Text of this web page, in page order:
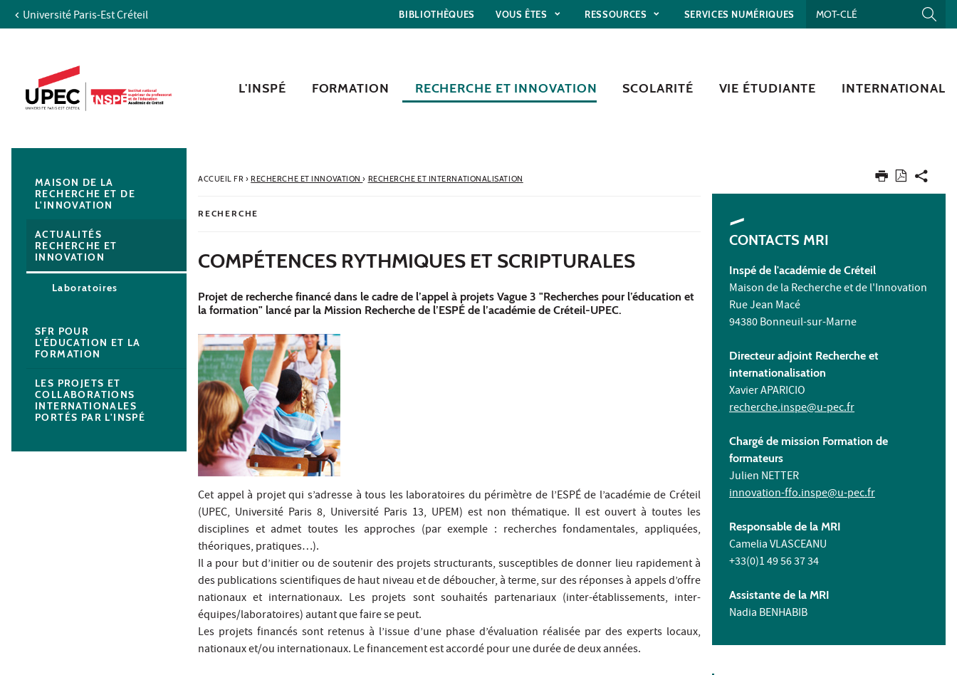
Aller au contenu
Recherche
Navigation secondaire
Université Paris-Est Créteil BIBLIOTHÈQUES VOUS ÊTES RESSOURCES SERVICES NUMÉRIQUES
L'INSPÉ FORMATION RECHERCHE ET INNOVATION SCOLARITÉ VIE ÉTUDIANTE INTERNATIONAL
ACCUEIL FR› RECHERCHE ET INNOVATION› RECHERCHE ET INTERNATIONALISATION
RECHERCHE
COMPÉTENCES RYTHMIQUES ET SCRIPTURALES
Projet de recherche financé dans le cadre de l’appel à projets Vague 3 "Recherches pour l’éducation et
la formation" lancé par la Mission Recherche de l’ESPÉ de l’académie de Créteil-UPEC.
Cet appel à projet qui s’adresse à tous les laboratoires du périmètre de l’ESPÉ de l’académie de Créteil
(UPEC, Université Paris 8, Université Paris 13, UPEM) est non thématique. Il est ouvert à toutes les
disciplines et admet toutes les approches (par exemple : recherches fondamentales, appliquées,
théoriques, pratiques…).
Il a pour but d’initier ou de soutenir des projets structurants, susceptibles de donner lieu rapidement à
des publications scientifiques de haut niveau et de déboucher, à terme, sur des réponses à appels d’offre
nationaux et internationaux. Les projets sont souhaités partenariaux (inter-établissements, inter-
équipes/laboratoires) autant que faire se peut.
Les projets financés sont retenus à l’issue d’une phase d’évaluation réalisée par des experts locaux,
nationaux et/ou internationaux. Le financement est accordé pour une durée de deux années.
CONTACTS MRI
Inspé de l'académie de Créteil
Maison de la Recherche et de l'Innovation
Rue Jean Macé
94380 Bonneuil-sur-Marne
Directeur adjoint Recherche et
internationalisation
Xavier APARICIO
recherche.inspe@u-pec.fr
Chargé de mission Formation de
formateurs
Julien NETTER
innovation-ffo.inspe@u-pec.fr
Responsable de la MRI
Camelia VLASCEANU
+33(0)1 49 56 37 34
Assistante de la MRI
Nadia BENHABIB
MAISON DE LA
RECHERCHE ET DE
L'INNOVATION
ACTUALITÉS
RECHERCHE ET
INNOVATION
Laboratoires
SFR POUR
L'ÉDUCATION ET LA
FORMATION
LES PROJETS ET
COLLABORATIONS
INTERNATIONALES
PORTÉS PAR L'INSPÉ